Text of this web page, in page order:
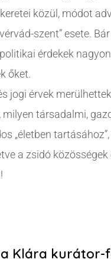
közül, módot
szent” esete.
érdekek
őket.
jogi érvek
társadalmi,
„életben
a zsidó